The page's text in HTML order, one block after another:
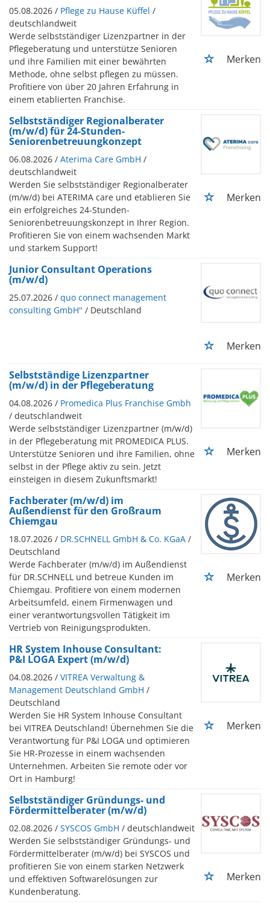
05.08.2026 / Pflege zu Hause Küffel /
deutschlandweit
Werde selbstständiger Lizenzpartner in der
Pflegeberatung und unterstütze Senioren
und ihre Familien mit einer bewährten
Methode, ohne selbst pflegen zu müssen.
Profitiere von über 20 Jahren Erfahrung in
einem etablierten Franchise.
Merken
Selbstständiger Regionalberater
(m/w/d) für 24-Stunden-
Seniorenbetreuungkonzept
06.08.2026 / Aterima Care GmbH /
deutschlandweit
Werden Sie selbstständiger Regionalberater
(m/w/d) bei ATERIMA care und etablieren Sie
ein erfolgreiches 24-Stunden-
Seniorenbetreuungskonzept in Ihrer Region.
Profitieren Sie von einem wachsenden Markt
und starkem Support!
Merken
Junior Consultant Operations
(m/w/d)
25.07.2026 / quo connect management
consulting GmbH'' / Deutschland
Merken
Selbstständige Lizenzpartner
(m/w/d) in der Pflegeberatung
04.08.2026 / Promedica Plus Franchise Gmbh
/ deutschlandweit
Werde selbstständiger Lizenzpartner (m/w/d)
in der Pflegeberatung mit PROMEDICA PLUS.
Unterstütze Senioren und ihre Familien, ohne
selbst in der Pflege aktiv zu sein. Jetzt
einsteigen in diesem Zukunftsmarkt!
Merken
Fachberater (m/w/d) im
Außendienst für den Großraum
Chiemgau
18.07.2026 / DR.SCHNELL GmbH & Co. KGaA /
Deutschland
Werde Fachberater (m/w/d) im Außendienst
für DR.SCHNELL und betreue Kunden im
Chiemgau. Profitiere von einem modernen
Arbeitsumfeld, einem Firmenwagen und
einer verantwortungsvollen Tätigkeit im
Vertrieb von Reinigungsprodukten.
Merken
HR System Inhouse Consultant:
P&I LOGA Expert (m/w/d)
04.08.2026 / VITREA Verwaltung &
Management Deutschland GmbH /
Deutschland
Werden Sie HR System Inhouse Consultant
bei VITREA Deutschland! Übernehmen Sie die
Verantwortung für P&I LOGA und optimieren
Sie HR-Prozesse in einem wachsenden
Unternehmen. Arbeiten Sie remote oder vor
Ort in Hamburg!
Merken
Selbstständiger Gründungs- und
Fördermittelberater (m/w/d)
02.08.2026 / SYSCOS GmbH / deutschlandweit
Werden Sie selbstständiger Gründungs- und
Fördermittelberater (m/w/d) bei SYSCOS und
profitieren Sie von einem starken Netzwerk
und effektiven Softwarelösungen zur
Kundenberatung.
Merken